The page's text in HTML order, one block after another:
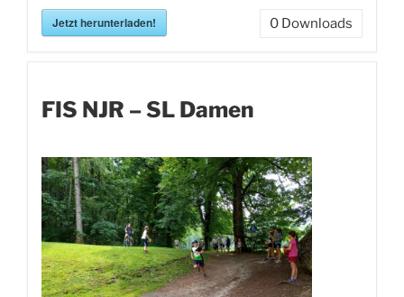
Jetzt herunterladen! 0 Downloads
FIS NJR – SL Damen